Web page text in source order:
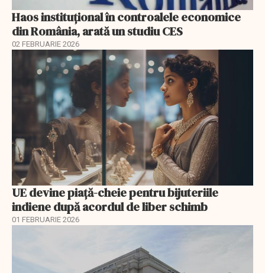
Haos instituțional în controalele economice
din România, arată un studiu CES
02 FEBRUARIE 2026
UE devine piață-cheie pentru bijuteriile
indiene după acordul de liber schimb
01 FEBRUARIE 2026